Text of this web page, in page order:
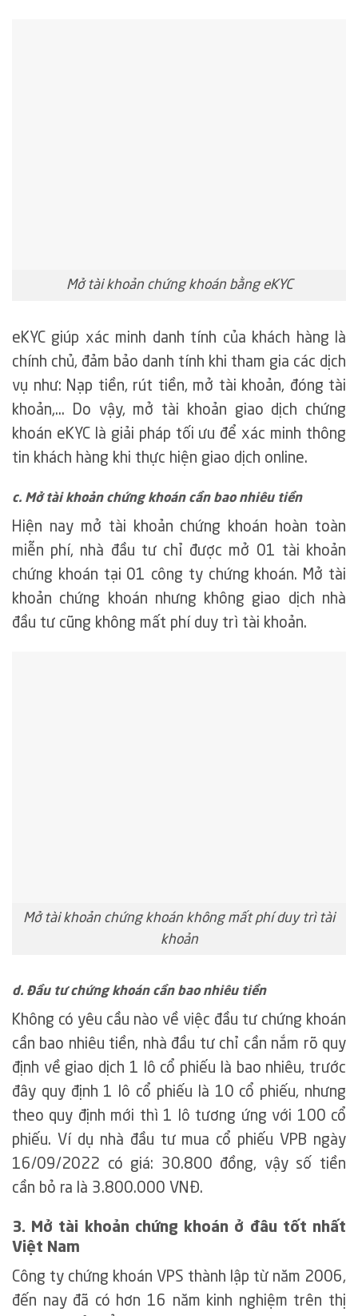
Mở tài khoản chứng khoán bằng eKYC
eKYC giúp xác minh danh tính của khách hàng là
chính chủ, đảm bảo danh tính khi tham gia các dịch
vụ như: Nạp tiền, rút tiền, mở tài khoản, đóng tài
khoản,… Do vậy, mở tài khoản giao dịch chứng
khoán eKYC là giải pháp tối ưu để xác minh thông
tin khách hàng khi thực hiện giao dịch online.
c. Mở tài khoản chứng khoán cần bao nhiêu tiền
Hiện nay mở tài khoản chứng khoán hoàn toàn
miễn phí, nhà đầu tư chỉ được mở 01 tài khoản
chứng khoán tại 01 công ty chứng khoán. Mở tài
khoản chứng khoán nhưng không giao dịch nhà
đầu tư cũng không mất phí duy trì tài khoản.
Mở tài khoản chứng khoán không mất phí duy trì tài
khoản
d. Đầu tư chứng khoán cần bao nhiêu tiền
Không có yêu cầu nào về việc đầu tư chứng khoán
cần bao nhiêu tiền, nhà đầu tư chỉ cần nắm rõ quy
định về giao dịch 1 lô cổ phiếu là bao nhiêu, trước
đây quy định 1 lô cổ phiếu là 10 cổ phiếu, nhưng
theo quy định mới thì 1 lô tương ứng với 100 cổ
phiếu. Ví dụ nhà đầu tư mua cổ phiếu VPB ngày
16/09/2022 có giá: 30.800 đồng, vậy số tiền
cần bỏ ra là 3.800.000 VNĐ.
3. Mở tài khoản chứng khoán ở đâu tốt nhất
Việt Nam
Công ty chứng khoán VPS thành lập từ năm 2006,
đến nay đã có hơn 16 năm kinh nghiệm trên thị